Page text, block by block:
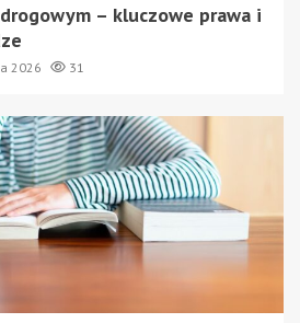
– kluczowe prawa i
2026 31